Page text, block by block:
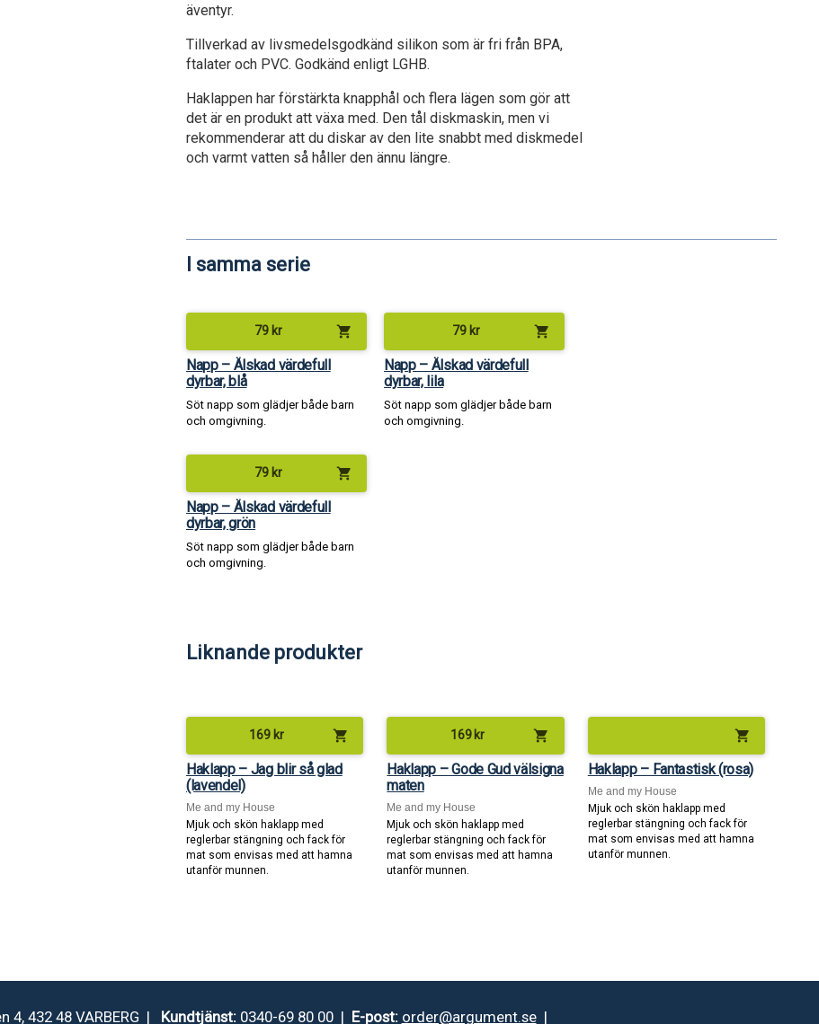
äventyr.
Tillverkad av livsmedelsgodkänd silikon som är fri från BPA,
ftalater och PVC. Godkänd enligt LGHB.
Haklappen har förstärkta knapphål och flera lägen som gör att
det är en produkt att växa med. Den tål diskmaskin, men vi
rekommenderar att du diskar av den lite snabbt med diskmedel
och varmt vatten så håller den ännu längre.
I samma serie
79 kr shopping_cart
Napp – Älskad värdefull
dyrbar, blå
Söt napp som glädjer både barn
och omgivning.
79 kr shopping_cart
Napp – Älskad värdefull
dyrbar, lila
Söt napp som glädjer både barn
och omgivning.
79 kr shopping_cart
Napp – Älskad värdefull
dyrbar, grön
Söt napp som glädjer både barn
och omgivning.
Liknande produkter
169 kr shopping_cart
Haklapp – Jag blir så glad
(lavendel)
Me and my House
Mjuk och skön haklapp med
reglerbar stängning och fack för
mat som envisas med att hamna
utanför munnen.
169 kr shopping_cart
Haklapp – Gode Gud välsigna
maten
Me and my House
Mjuk och skön haklapp med
reglerbar stängning och fack för
mat som envisas med att hamna
utanför munnen.
shopping_cart
Haklapp – Fantastisk (rosa)
Me and my House
Mjuk och skön haklapp med
reglerbar stängning och fack för
mat som envisas med att hamna
utanför munnen.
4, 432 48 VARBERG | Kundtjänst:0340-69 80 00 | E-post: order@argument.se|